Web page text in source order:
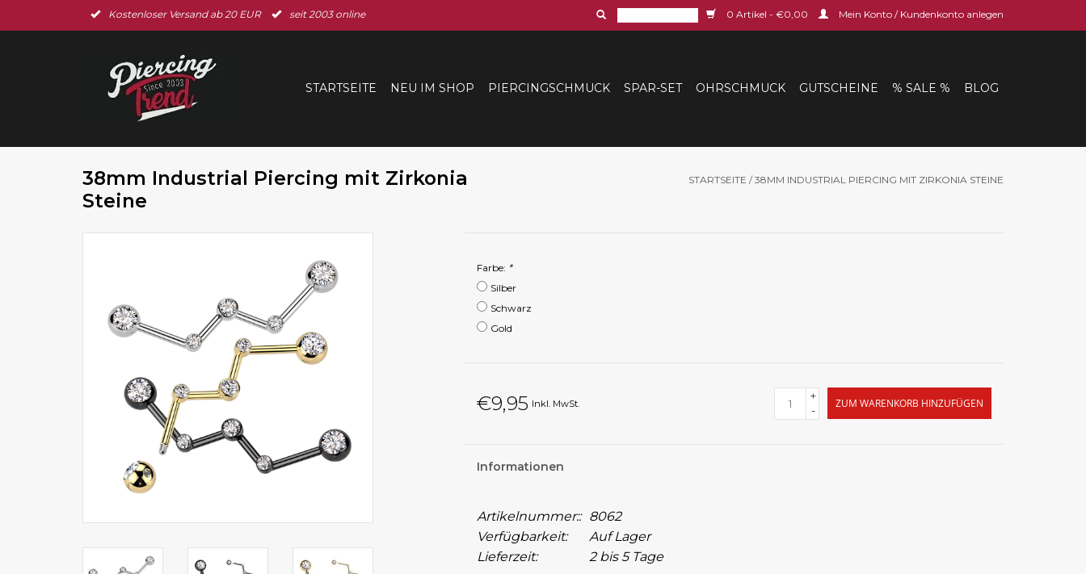
Kostenloser Versand ab 20 EUR seit 2003 online 0 Artikel - €0,00 Mein Konto / Kundenkonto anlegen
STARTSEITE NEU IM SHOP PIERCINGSCHMUCK SPAR-SET OHRSCHMUCK GUTSCHEINE % SALE % BLOG
38mm Industrial Piercing mit Zirkonia
Steine
STARTSEITE /38MM INDUSTRIAL PIERCING MIT ZIRKONIA STEINE
Farbe: *
Silber
Schwarz
Gold
€9,95 Inkl. MwSt.
+
-
ZUM WARENKORB HINZUFÜGEN
Informationen
Artikelnummer::
8062
Verfügbarkeit:
Auf Lager
Lieferzeit:
2 bis 5 Tage